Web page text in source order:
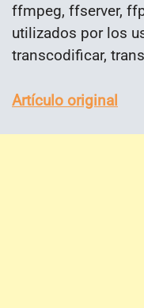
ffmpeg, ffserver,
utilizados por los
transcodificar,
Artículo original